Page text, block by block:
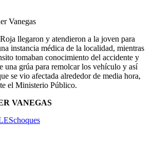
Vanegas
llegaron y atendieron a la joven para
instancia médica de la localidad, mientras
tomaban conocimiento del accidente y
una grúa para remolcar los vehículo y así
se vio afectada alrededor de media hora,
el Ministerio Público.
VANEGAS
choques